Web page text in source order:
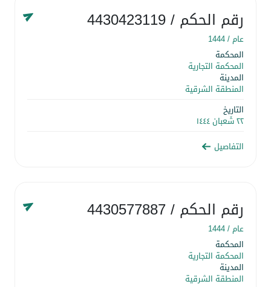
رقم الحكم/ 4430423119
عام /1444
المحكمة
المحكمة التجارية
المدينة
المنطقة الشرقية
التاريخ
٢٢ شَعبان ١٤٤٤
التفاصيل
رقم الحكم/ 4430577887
عام /1444
المحكمة
المحكمة التجارية
المدينة
المنطقة الشرقية